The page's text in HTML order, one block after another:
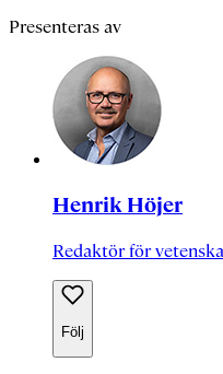
Presenteras av
Henrik Höjer
Redaktör för
Följ